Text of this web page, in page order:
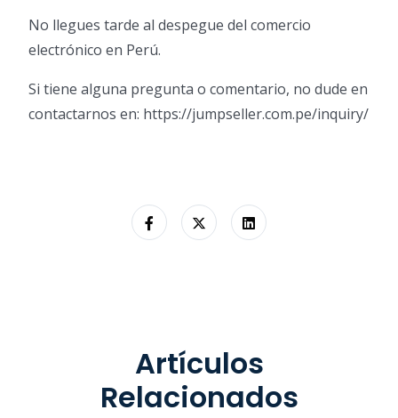
No llegues tarde al despegue del comercio
electrónico en Perú.
Si tiene alguna pregunta o comentario, no dude en
contactarnos en: https://jumpseller.com.pe/inquiry/
Artículos
Relacionados